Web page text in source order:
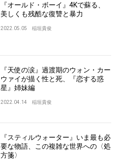
『オールド・ボーイ』4Kで蘇る、
美しくも残酷な復讐と暴力
2022.05.05 稲垣貴俊
『天使の涙』過渡期のウォン・カー
ウァイが描く性と死、『恋する惑
星』姉妹編
2022.04.14 稲垣貴俊
『スティルウォーター』いま最も必
要な物語、この複雑な世界への〈処
方箋〉